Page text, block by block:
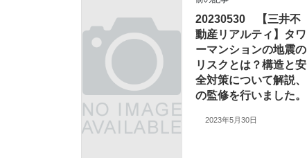
20230530 【三井不
動産リアルティ】タワ
ーマンションの地震の
リスクとは？構造と安
全対策について解説、
の監修を行いました。
2023年5月30日